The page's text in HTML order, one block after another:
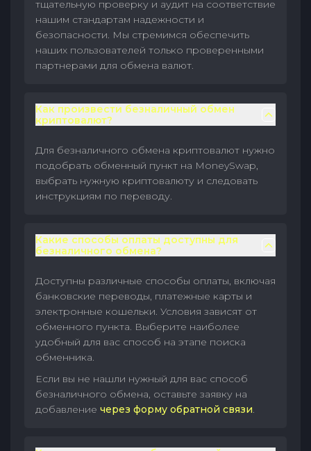
тщательную проверку и аудит на соответствие
нашим стандартам надежности и
безопасности. Мы стремимся обеспечить
наших пользователей только проверенными
партнерами для обмена валют.
Как произвести безналичный обмен
криптовалют?
Для безналичного обмена криптовалют нужно
подобрать обменный пункт на MoneySwap,
выбрать нужную криптовалюту и следовать
инструкциям по переводу.
Какие способы оплаты доступны для
безналичного обмена?
Доступны различные способы оплаты, включая
банковские переводы, платежные карты и
электронные кошельки. Условия зависят от
обменного пункта. Выберите наиболее
удобный для вас способ на этапе поиска
обменника.
Если вы не нашли нужный для вас способ
безналичного обмена, оставьте заявку на
добавление через форму обратной связи.